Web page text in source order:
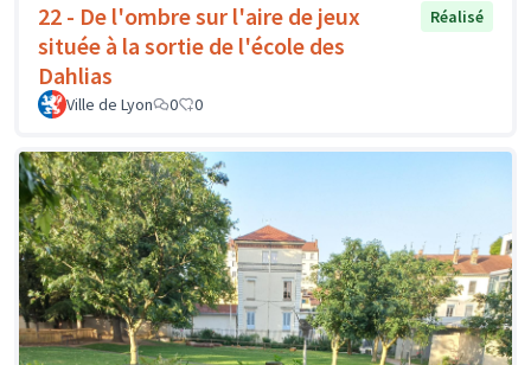
22 - De l'ombre sur l'aire de jeux
située à la sortie de l'école des
Dahlias
Réalisé
Ville de Lyon 0 0